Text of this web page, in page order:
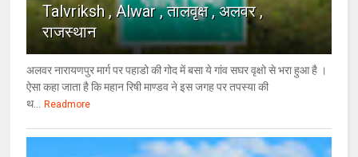
Talvriksh , Alwar , तालवृक्ष , अलवर ,
राजस्थान
अलवर नारायणपुर मार्ग पर पहाडो की गोद में बसा ये गांव सघर वृक्षो से भरा हुआ है ।
ऐसा कहा जाता है कि महान रिषी माण्डव ने इस जगह पर तपस्या की
थ...
Readmore